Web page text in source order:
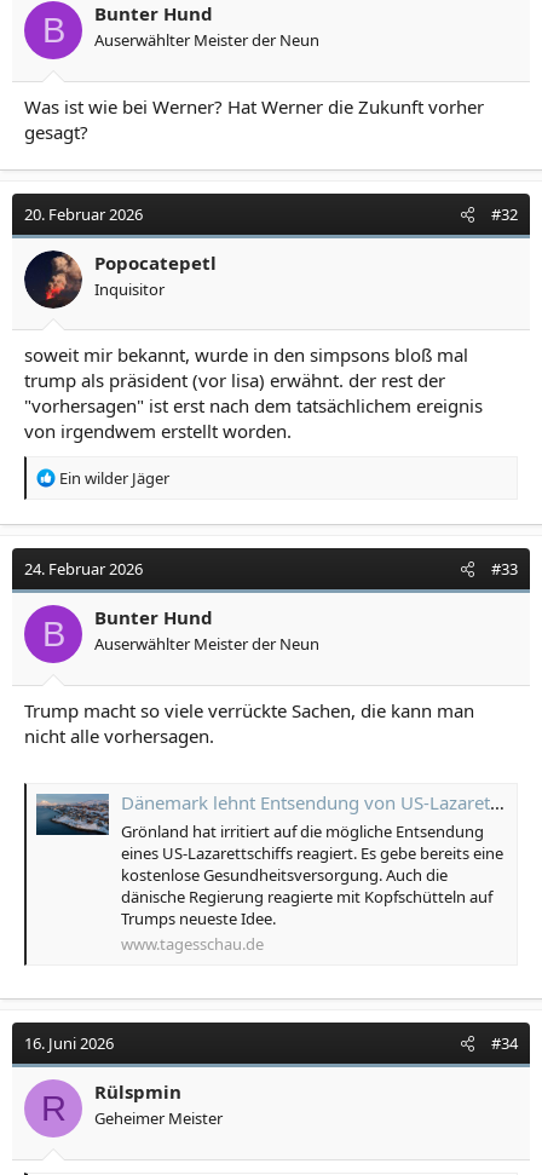
B Bunter Hund
Auserwählter Meister der Neun
Was ist wie bei Werner? Hat Werner die Zukunft vorher
gesagt?
20. Februar 2026 #32
Popocatepetl
Inquisitor
soweit mir bekannt, wurde in den simpsons bloß mal
trump als präsident (vor lisa) erwähnt. der rest der
"vorhersagen" ist erst nach dem tatsächlichem ereignis
von irgendwem erstellt worden.
R
a
t
i
o
n
e
Ein wilder Jäger
24. Februar 2026 #33
B Bunter Hund
Auserwählter Meister der Neun
Trump macht so viele verrückte Sachen, die kann man
nicht alle vorhersagen.
Dänemark lehnt Entsendung von US-Lazarettschiff nach Grönland ab
Grönland hat irritiert auf die mögliche Entsendung
eines US-Lazarettschiffs reagiert. Es gebe bereits eine
kostenlose Gesundheitsversorgung. Auch die
dänische Regierung reagierte mit Kopfschütteln auf
Trumps neueste Idee.
www.tagesschau.de
16. Juni 2026 #34
R Rülspmin
Geheimer Meister